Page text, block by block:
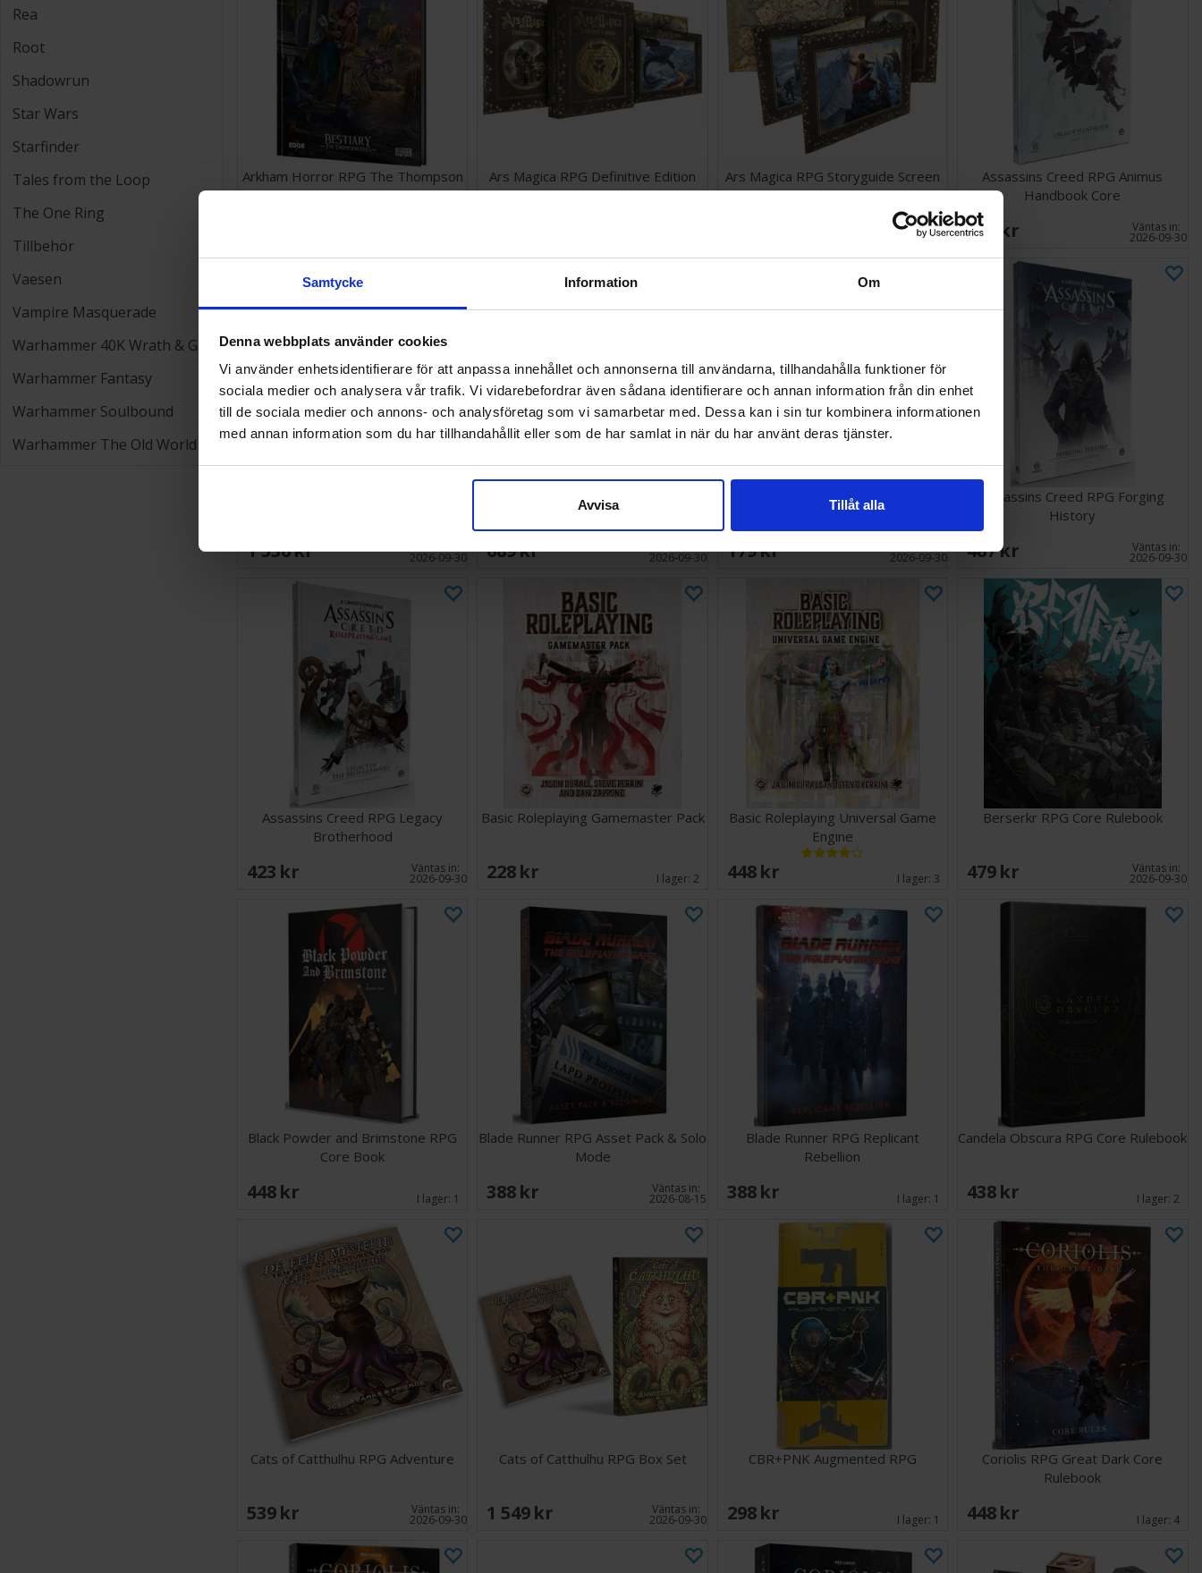
Samtycke Information Om
Denna webbplats använder cookies
Vi använder enhetsidentifierare för att anpassa innehållet och annonserna till användarna, tillhandahålla funktioner för
sociala medier och analysera vår trafik. Vi vidarebefordrar även sådana identifierare och annan information från din enhet
till de sociala medier och annons- och analysföretag som vi samarbetar med. Dessa kan i sin tur kombinera informationen
med annan information som du har tillhandahållit eller som de har samlat in när du har använt deras tjänster.
Avvisa Tillåt alla
Rea
Root
Shadowrun
Star Wars
Starfinder
Tales from the Loop
The One Ring
Tillbehör
Vaesen
Vampire Masquerade
Warhammer 40K Wrath & Glory
Warhammer Fantasy
Warhammer Soulbound
Warhammer The Old World
Arkham Horror RPG The Thompson
Files
Ars Magica RPG Definitive Edition
Ars Magica RPG Storyguide Screen
Set
Väntas in:
2026-09-30
Assassins Creed RPG Animus
Handbook Core
635 SEK Väntas in:
2026-09-30
1 536 SEK 2026-09-30
Assassins Creed RPG Complete
Accessory
689 SEK 2026-09-30
Assassins Creed RPG Dice Pack
179 SEK 2026-09-30
Assassins Creed RPG Forging
History
487 SEK Väntas in:
2026-09-30
Assassins Creed RPG Legacy
Brotherhood
423 SEK Väntas in:
2026-09-30
Basic Roleplaying Gamemaster Pack
228 SEK I lager:2
Basic Roleplaying Universal Game
Engine
448 SEK I lager: 3
Berserkr RPG Core Rulebook
479 SEK Väntas in:
2026-09-30
Black Powder and Brimstone RPG
Core Book
448 SEK I lager: 1
Blade Runner RPG Asset Pack & Solo
Mode
388 SEK Väntas in:
2026-08-15
Blade Runner RPG Replicant
Rebellion
388 SEK I lager: 1
Candela Obscura RPG Core Rulebook
438 SEK I lager:2
Cats of Catthulhu RPG Adventure
539 SEK Väntas in:
2026-09-30
Cats of Catthulhu RPG Box Set
1 549 SEK Väntas in:
2026-09-30
CBR+PNK Augmented RPG
298 SEK I lager: 1
Coriolis RPG Great Dark Core
Rulebook
448 SEK I lager: 4